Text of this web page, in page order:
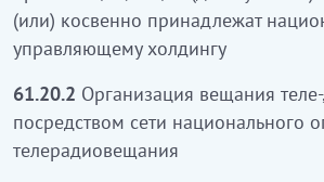
байланысты қызметкіреді
операторының желісі арқылы
бағдарламаларды таратуды
(или) косвенно принадлежат
управляющему холдингу
61.20.2 Организация вещания
посредством сети национального
телерадиовещания